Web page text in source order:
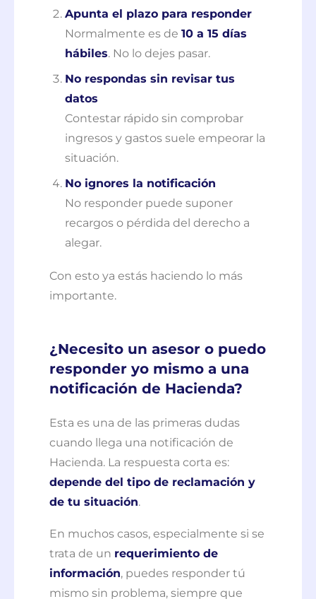
Apunta el plazo para responder
Normalmente es de 10 a 15 días
hábiles. No lo dejes pasar.
No respondas sin revisar tus
datos
Contestar rápido sin comprobar
ingresos y gastos suele empeorar la
situación.
No ignores la notificación
No responder puede suponer
recargos o pérdida del derecho a
alegar.
Con esto ya estás haciendo lo más
importante.
¿Necesito un asesor o puedo
responder yo mismo a una
notificación de Hacienda?
Esta es una de las primeras dudas
cuando llega una notificación de
Hacienda. La respuesta corta es:
depende del tipo de reclamación y
de tu situación.
En muchos casos, especialmente si se
trata de un requerimiento de
información, puedes responder tú
mismo sin problema, siempre que